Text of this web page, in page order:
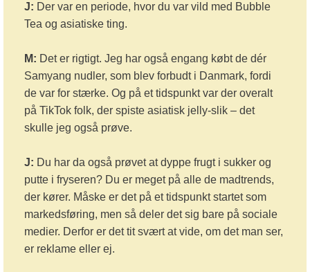
J: Der var en periode, hvor du var vild med Bubble
Tea og asiatiske ting.
M: Det er rigtigt. Jeg har også engang købt de dér
Samyang nudler, som blev forbudt i Danmark, fordi
de var for stærke. Og på et tidspunkt var der overalt
på TikTok folk, der spiste asiatisk jelly-slik – det
skulle jeg også prøve.
J: Du har da også prøvet at dyppe frugt i sukker og
putte i fryseren? Du er meget på alle de madtrends,
der kører. Måske er det på et tidspunkt startet som
markedsføring, men så deler det sig bare på sociale
medier. Derfor er det tit svært at vide, om det man ser,
er reklame eller ej.